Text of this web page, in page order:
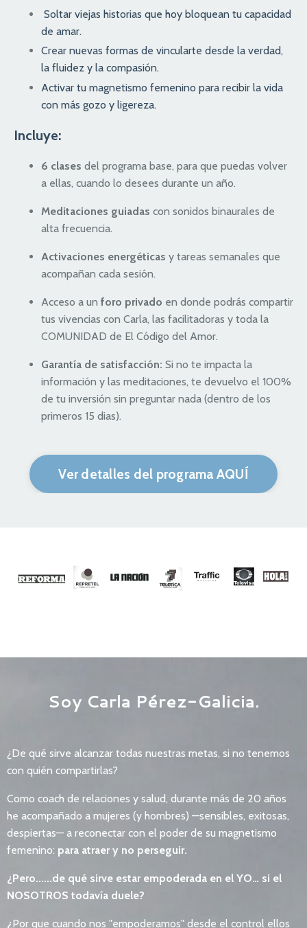
Soltar viejas historias que hoy bloquean tu capacidad
de amar.
Crear nuevas formas de vincularte desde la verdad,
la fluidez y la compasión.
Activar tu magnetismo femenino para recibir la vida
con más gozo y ligereza.
Incluye:
6 clases del programa base, para que puedas volver
a ellas, cuando lo desees durante un año.
Meditaciones guiadas con sonidos binaurales de
alta frecuencia.
Activaciones energéticas y tareas semanales que
acompañan cada sesión.
Acceso a un foro privado en donde podrás compartir
tus vivencias con Carla, las facilitadoras y toda la
COMUNIDAD de El Código del Amor.
Garantía de satisfacción: Si no te impacta la
información y las meditaciones, te devuelvo el 100%
de tu inversión sin preguntar nada (dentro de los
primeros 15 dias).
Ver detalles del programa AQUÍ
Soy Carla Pérez-Galicia.
¿De qué sirve alcanzar todas nuestras metas, si no tenemos
con quién compartirlas?
Como coach de relaciones y salud, durante más de 20 años
he acompañado a mujeres (y hombres) —sensibles, exitosas,
despiertas— a reconectar con el poder de su magnetismo
femenino: para atraer y no perseguir.
¿Pero......de qué sirve estar empoderada en el YO… si el
NOSOTROS todavía duele?
¿Por que cuando nos "empoderamos" desde el control ellos